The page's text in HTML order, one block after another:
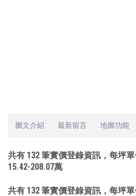
圖文介紹 最新留言 地圖功能
共有 132筆實價登錄資訊，每坪
15.42-208.07萬
共有 132 筆實價登錄資訊，每坪